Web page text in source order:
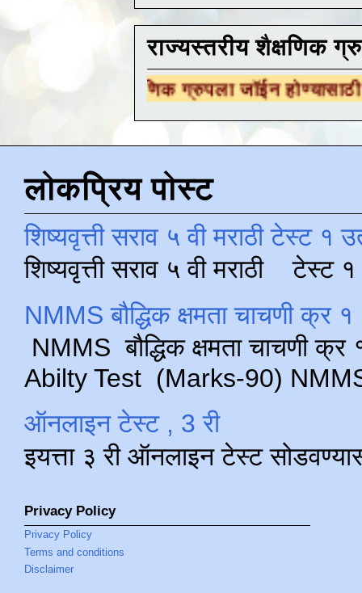
राज्यस्तरीय शैक्षणिक
शैक्षणिक ग्रुपला जॉईन होण्यासाठीयेथे क्लिक
लोकप्रिय पोस्ट
शिष्यवृत्ती सराव ५ वी मराठी टेस्ट १
शिष्यवृत्ती सराव ५ वी मराठी टेस्ट
NMMS बौद्धिक क्षमता चाचणी क्र
NMMS बौद्धिक क्षमता चाचणी
Abilty Test (Marks-90) NMMS
ऑनलाइन टेस्ट , 3 री
इयत्ता ३ री ऑनलाइन टेस्ट
Privacy Policy
Privacy Policy
Terms and conditions
Disclaimer